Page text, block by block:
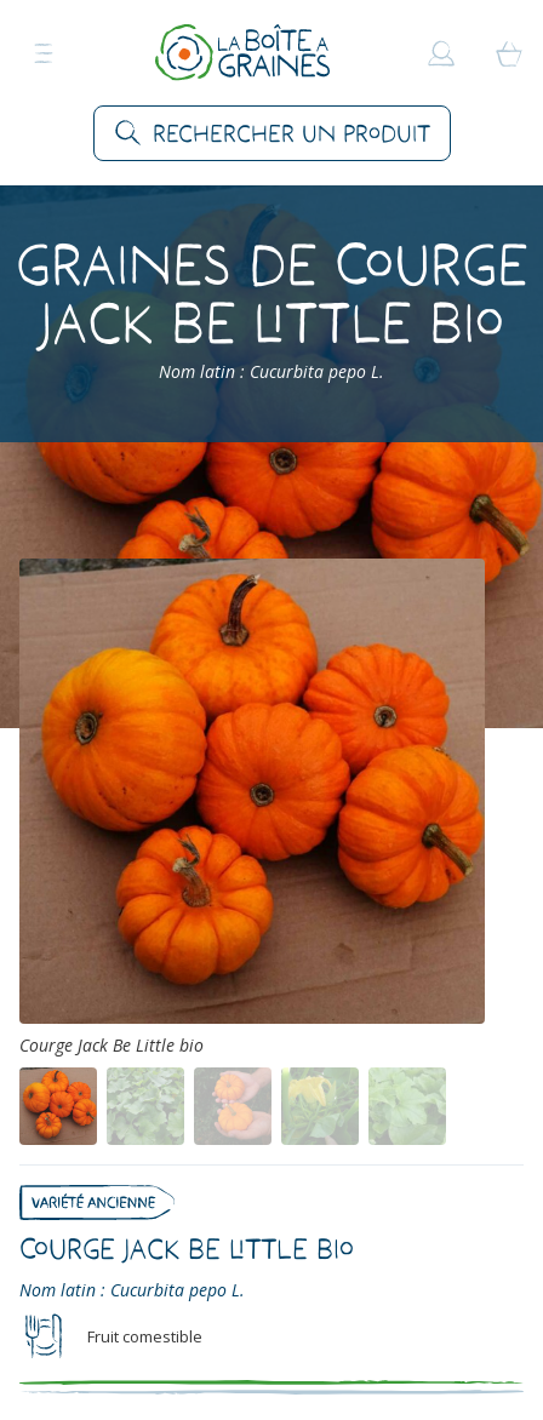
Rechercher un produit
Graines de Courge
Jack Be Little Bio
Nom latin : Cucurbita pepo L.
Accueil > Produits > Graines Légumes > Courges
Courge Jack Be Little Bio
Courge Jack Be Little bio
Courge Jack Be Little Bio
Nom latin : Cucurbita pepo L.
Fruit comestible